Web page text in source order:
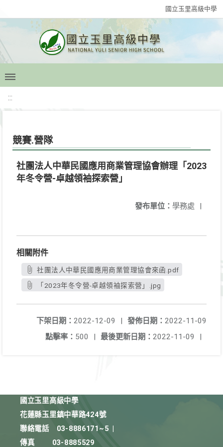
國立玉里高級中學
:::
競賽.營隊
社團法人中華民國應用商業管理協會辦理「2023
年冬令營-卓越領袖探索營」
發布單位： 學務處 |
相關附件
社團法人中華民國應用商業管理協會來函.pdf
「2023年冬令營-卓越領袖探索營」.jpg
發佈日期： 2022-11-09
下架日期： 2022-12-09
|
最後更新日期： 2022-11-09 |
點擊率： 500 |
國立玉里高級中學
花蓮縣玉里鎮中華路424號
聯絡電話
03-8886171~5
傳真
03-8885529